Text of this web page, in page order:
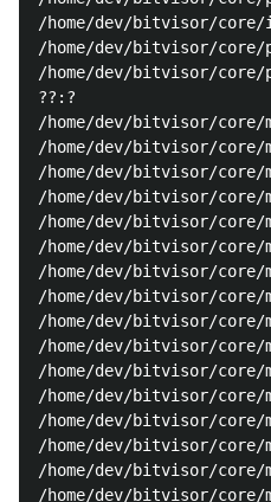
/home/dev/bitvisor/core/
/home/dev/bitvisor/core/
/home/dev/bitvisor/core/
??:?
/home/dev/bitvisor/core/
/home/dev/bitvisor/core/
/home/dev/bitvisor/core/
/home/dev/bitvisor/core/
/home/dev/bitvisor/core/
/home/dev/bitvisor/core/
/home/dev/bitvisor/core/
/home/dev/bitvisor/core/
/home/dev/bitvisor/core/
/home/dev/bitvisor/core/
/home/dev/bitvisor/core/
/home/dev/bitvisor/core/
/home/dev/bitvisor/core/
/home/dev/bitvisor/core/
/home/dev/bitvisor/core/
/home/dev/bitvisor/core/